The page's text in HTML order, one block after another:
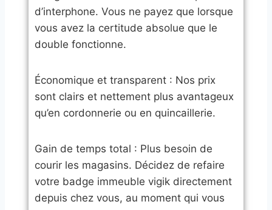
d’interphone. Vous ne payez que lorsque
vous avez la certitude absolue que le
double fonctionne.
​Économique et transparent : Nos prix
sont clairs et nettement plus avantageux
qu’en cordonnerie ou en quincaillerie.
​Gain de temps total : Plus besoin de
courir les magasins. Décidez de refaire
votre badge immeuble vigik directement
depuis chez vous, au moment qui vous